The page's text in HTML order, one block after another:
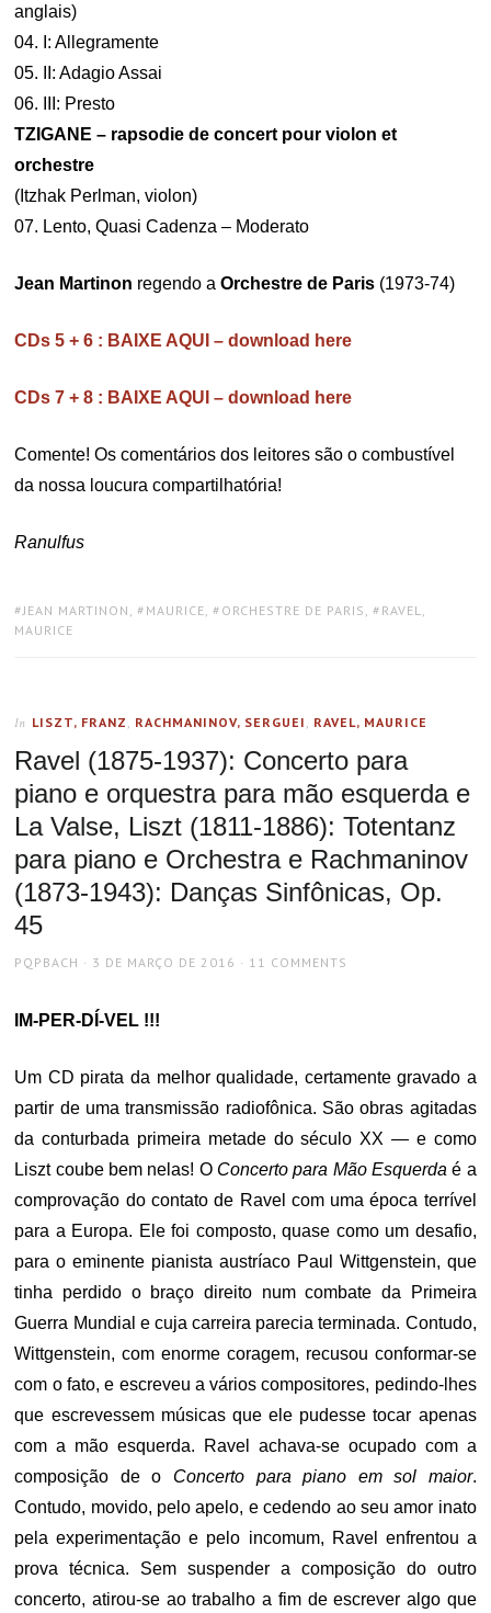
anglais)
04. I: Allegramente
05. II: Adagio Assai
06. III: Presto
TZIGANE – rapsodie de concert pour violon et
orchestre
(Itzhak Perlman, violon)
07. Lento, Quasi Cadenza – Moderato
Jean Martinon regendo aOrchestre de Paris (1973-74)
CDs 5 + 6 : BAIXE AQUI – download here
CDs 7 + 8 : BAIXE AQUI – download here
Comente! Os comentários dos leitores são o combustível
da nossa loucura compartilhatória!
Ranulfus
TAGS:
JEAN MARTINON , MAURICE , ORCHESTRE DE PARIS , RAVEL,
MAURICE
In LISZT, FRANZ RACHMANINOV, SERGUEI RAVEL, MAURICE
Ravel (1875-1937): Concerto para
piano e orquestra para mão esquerda e
La Valse, Liszt (1811-1886): Totentanz
para piano e Orchestra e Rachmaninov
(1873-1943): Danças Sinfônicas, Op.
45
AUTHOR
PQPBACH
POSTED
3 DE MARÇO DE 2016 11 COMMENTS
IM-PER-DÍ-VEL !!!
Um CD pirata da melhor qualidade, certamente gravado a
partir de uma transmissão radiofônica. São obras agitadas
da conturbada primeira metade do século XX — e como
Liszt coube bem nelas! O Concerto para Mão Esquerda é a
comprovação do contato de Ravel com uma época terrível
para a Europa. Ele foi composto, quase como um desafio,
para o eminente pianista austríaco Paul Wittgenstein, que
tinha perdido o braço direito num combate da Primeira
Guerra Mundial e cuja carreira parecia terminada. Contudo,
Wittgenstein, com enorme coragem, recusou conformar-se
com o fato, e escreveu a vários compositores, pedindo-lhes
que escrevessem músicas que ele pudesse tocar apenas
com a mão esquerda. Ravel achava-se ocupado com a
composição de o Concerto para piano em sol maior.
Contudo, movido, pelo apelo, e cedendo ao seu amor inato
pela experimentação e pelo incomum, Ravel enfrentou a
prova técnica. Sem suspender a composição do outro
concerto, atirou-se ao trabalho a fim de escrever algo que